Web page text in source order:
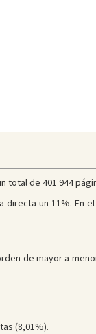
total de 401 944
un 11%. En
de mayor a
(8,01%).